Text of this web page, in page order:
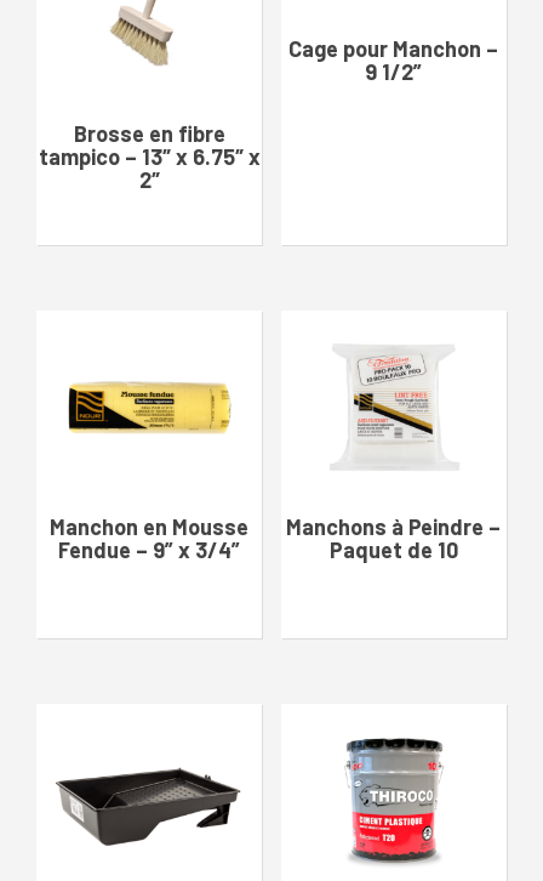
Brosse en fibre
tampico – 13″ x 6.75″ x
2″
Cage pour Manchon –
9 1/2”
Manchon en Mousse
Fendue – 9” x 3/4”
Manchons à Peindre –
Paquet de 10